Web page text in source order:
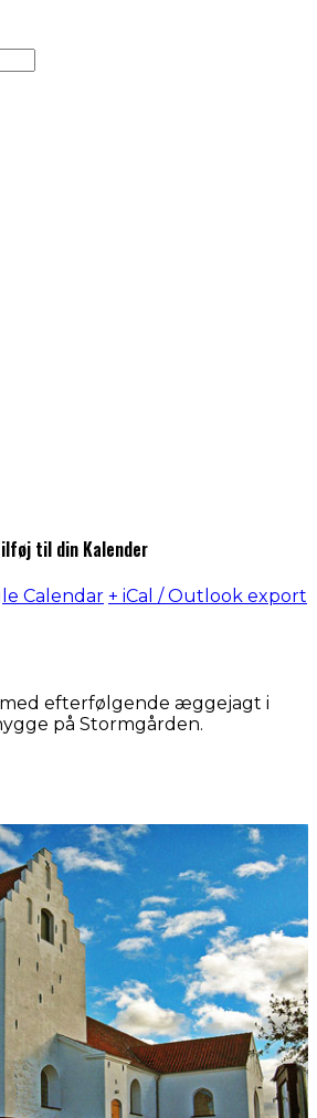
til din Kalender
Calendar + iCal / Outlook export
med efterfølgende æggejagt i
på Stormgården.